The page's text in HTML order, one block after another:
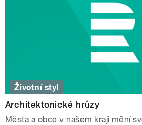
Životní styl
Architektonické hrůzy
Města a obce v našem kraji mění